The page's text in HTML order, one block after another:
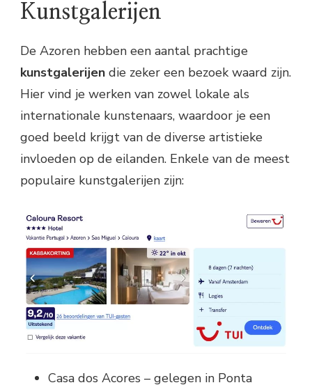
Kunstgalerijen
De Azoren hebben een aantal prachtige
kunstgalerijen die zeker een bezoek waard zijn.
Hier vind je werken van zowel lokale als
internationale kunstenaars, waardoor je een
goed beeld krijgt van de diverse artistieke
invloeden op de eilanden. Enkele van de meest
populaire kunstgalerijen zijn:
Casa dos Acores – gelegen in Ponta